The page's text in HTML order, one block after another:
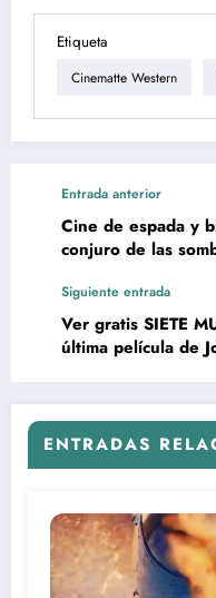
Etiqueta
Cinematte Western
Entrada anterior
Cine de espada y
conjuro de las
Siguiente entrada
Ver gratis SIETE
última película de
ENTRADAS